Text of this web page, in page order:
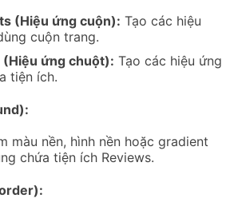
(Hiệu ứng cuộn): Tạo các hiệu
cuộn trang.
ứng chuột): Tạo các hiệu ứng
tiện ích.
màu nền, hình nền hoặc gradient
chứa tiện ích Reviews.